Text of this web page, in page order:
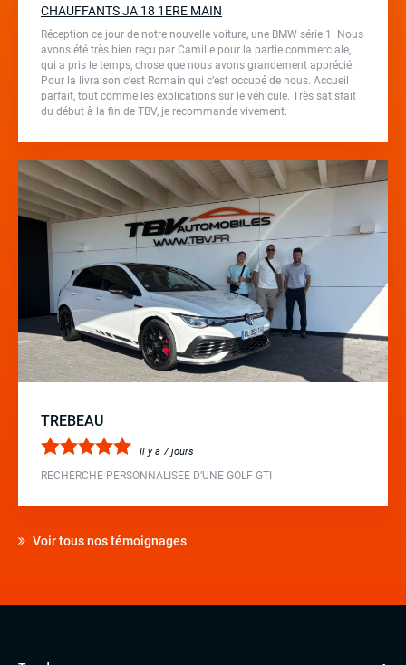
CHAUFFANTS JA 18 1ERE MAIN
Réception ce jour de notre nouvelle voiture, une BMW série 1. Nous
avons été très bien reçu par Camille pour la partie commerciale,
qui a pris le temps, chose que nous avons grandement apprécié.
Pour la livraison c’est Romain qui c’est occupé de nous. Accueil
parfait, tout comme les explications sur le véhicule. Très satisfait
du début à la fin de TBV, je recommande vivement.
TREBEAU
Il y a 7 jours
RECHERCHE PERSONNALISEE D’UNE GOLF GTI
Voir tous nos témoignages